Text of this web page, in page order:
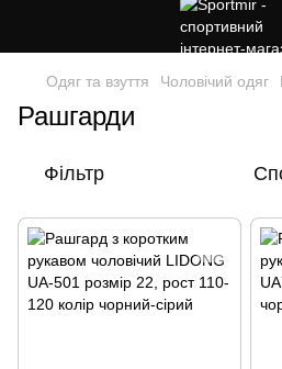
Одяг та взуття Чоловічий одяг
Рашгарди
Фільтр